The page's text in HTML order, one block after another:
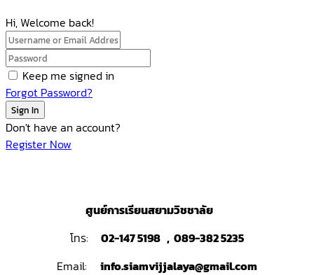
Hi, Welcome back!
Keep me signed in
Forgot Password?
Sign In
Don't have an account?
Register Now
ศูนย์การเรียนสยามวิชชาลัย
โทร:
02-147 5198 , 089-382 5235
Email:
info.siamvijjalaya@gmail.com